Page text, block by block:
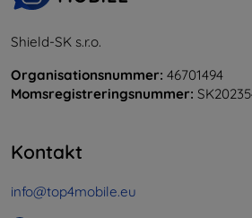
Shield-SK s.r.o.
Organisationsnummer: 46701494
Momsregistreringsnummer:
Kontakt
info@top4mobile.eu